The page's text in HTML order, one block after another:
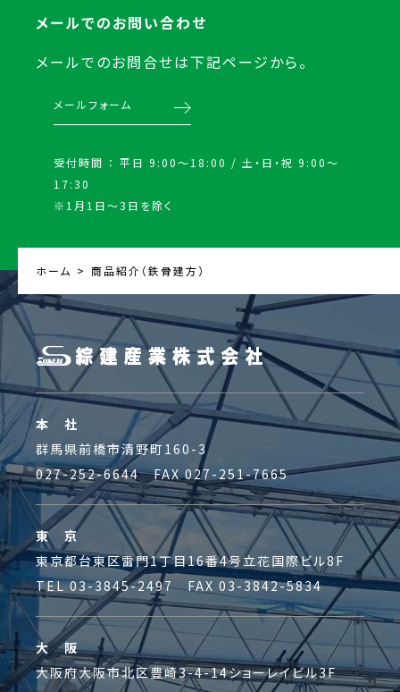
メールでのお問い合わせ
メールでのお問合せは下記ページから。
メールフォーム
受付時間 ： 平日 9:00〜18:00 / 土・日・祝 9:00〜
17:30
※1月1日〜3日を除く
ホーム 商品紹介（鉄骨建方）
本 社
群馬県前橋市清野町160-3
027-252-6644 FAX 027-251-7665
東 京
東京都台東区雷門1丁目16番4号立花国際ビル8F
TEL 03-3845-2497 FAX 03-3842-5834
大 阪
大阪府大阪市北区豊崎3-4-14ショーレイビル3F